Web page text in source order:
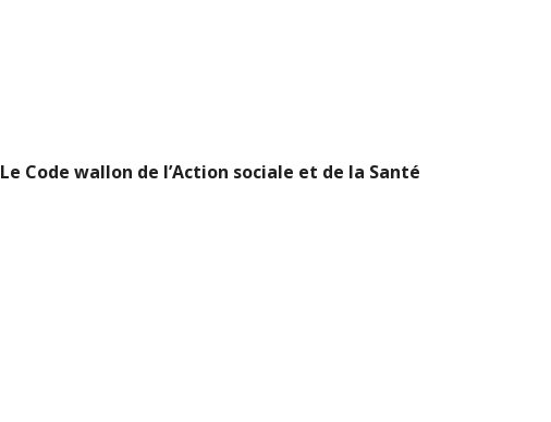
Le Code wallon de l’Action sociale et de la Santé